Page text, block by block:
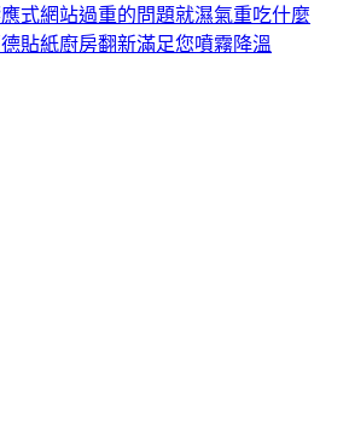
式網站過重的問題就濕氣重吃什麼
貼紙廚房翻新滿足您噴霧降溫